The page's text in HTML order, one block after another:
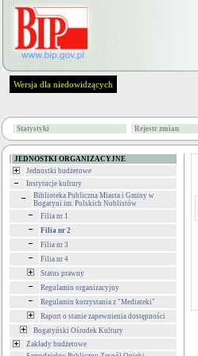
Wersja dla niedowidzących
Statystyki Rejestr zmian
JEDNOSTKI ORGANIZACYJNE
Jednostki budżetowe
Instytucje kultury
Biblioteka Publiczna Miasta i Gminy w
Bogatyni im. Polskich Noblistów
Filia nr 1
Filia nr 2
Filia nr 3
Filia nr 4
Status prawny
Regulamin organizacyjny
Regulamin korzystania z "Mediateki"
Raport o stanie zapewnienia dostępności
Bogatyński Ośrodek Kultury
Zakłady budżetowe